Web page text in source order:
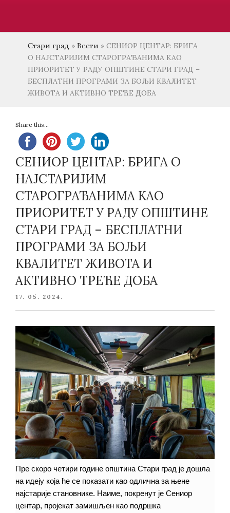
Стари град » Вести » СЕНИОР ЦЕНТАР: БРИГА
О НАЈСТАРИЈИМ СТАРОГРАЂАНИМА КАО
ПРИОРИТЕТ У РАДУ ОПШТИНЕ СТАРИ ГРАД –
БЕСПЛАТНИ ПРОГРАМИ ЗА БОЉИ КВАЛИТЕТ
ЖИВОТА И АКТИВНО ТРЕЋЕ ДОБА
Share this...
СЕНИОР ЦЕНТАР: БРИГА О
НАЈСТАРИЈИМ
СТАРОГРАЂАНИМА КАО
ПРИОРИТЕТ У РАДУ ОПШТИНЕ
СТАРИ ГРАД – БЕСПЛАТНИ
ПРОГРАМИ ЗА БОЉИ
КВАЛИТЕТ ЖИВОТА И
АКТИВНО ТРЕЋЕ ДОБА
POSTED
17. 05. 2024.
Пре скоро четири године општина Стари град је дошла
на идеју која ће се показати као одлична за њене
најстарије становнике. Наиме, покренут је Сениор
центар, пројекат замишљен као подршка